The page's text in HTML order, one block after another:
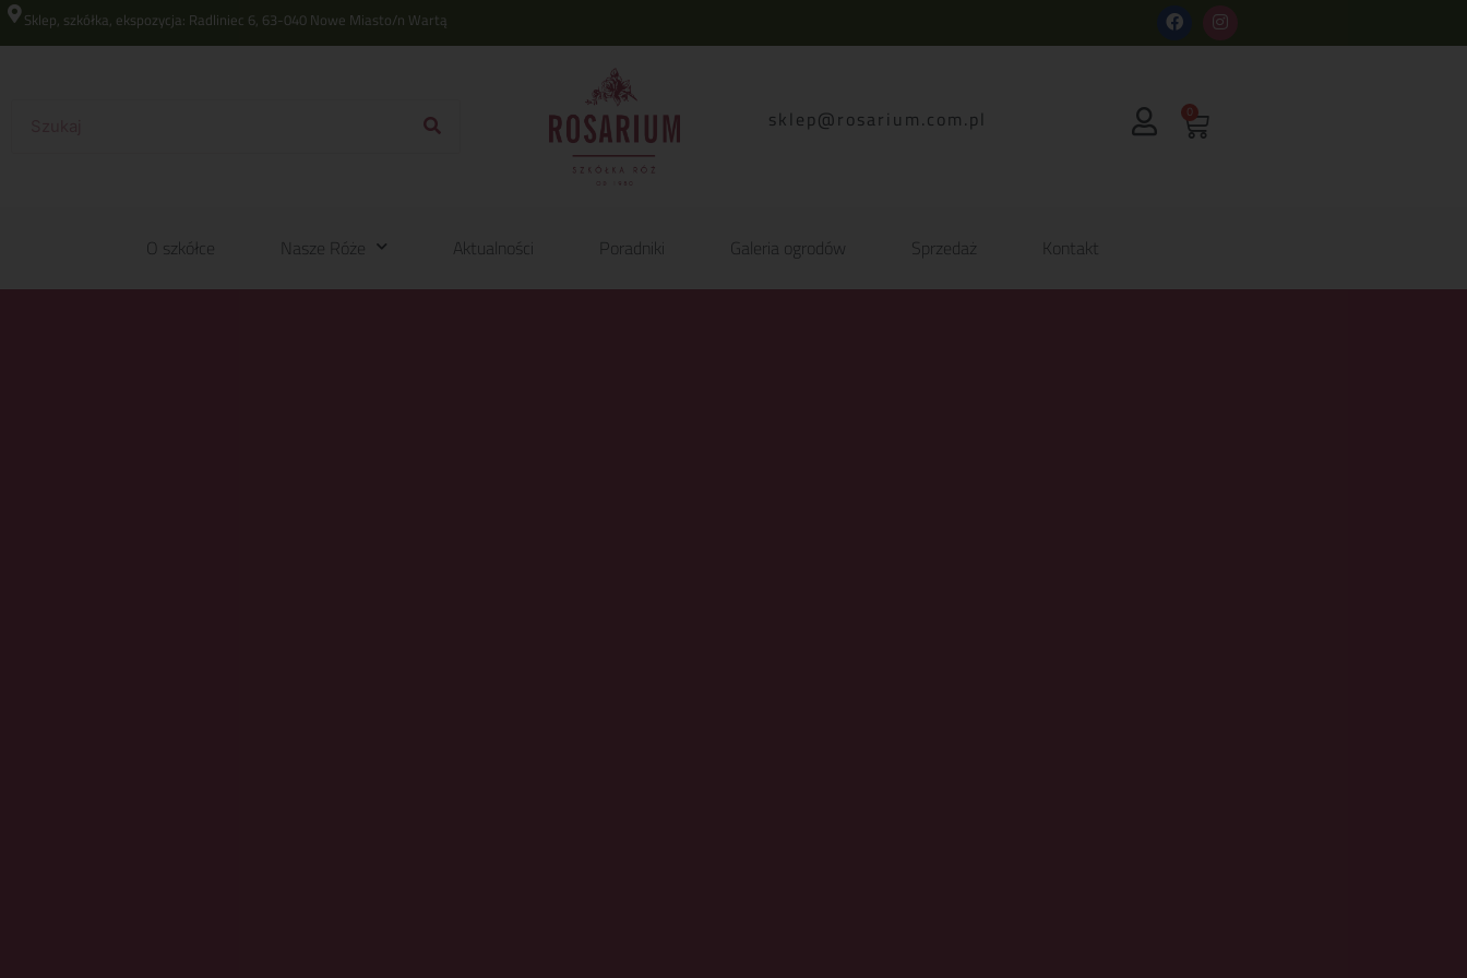
Sklep, szkółka, ekspozycja: Radliniec 6, 63-040 Nowe Miasto/n Wartą
lp.moc.muirasor@pelks 0
O szkółce Nasze Róże Aktualności Poradniki Galeria ogrodów Sprzedaż Kontakt